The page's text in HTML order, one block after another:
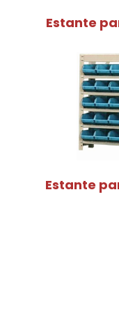
Estante
Estante